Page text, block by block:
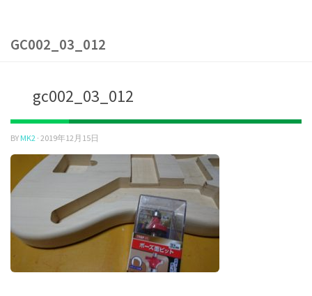
GC002_03_012
gc002_03_012
BY MK2 · 2019年12月15日